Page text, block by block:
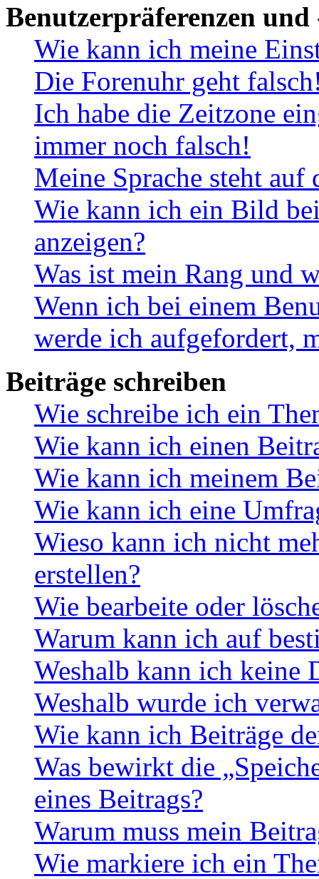
Benutzerpräferenzen und
Wie kann ich meine
Die Forenuhr geht
Ich habe die Zeitzone
immer noch falsch!
Meine Sprache steht
Wie kann ich ein Bild
anzeigen?
Was ist mein Rang und
Wenn ich bei einem
werde ich aufgefordert,
Beiträge schreiben
Wie schreibe ich ein
Wie kann ich einen
Wie kann ich meinem
Wie kann ich eine
Wieso kann ich nicht
erstellen?
Wie bearbeite oder
Warum kann ich auf
Weshalb kann ich keine
Weshalb wurde ich
Wie kann ich Beiträge
Was bewirkt die
eines Beitrags?
Warum muss mein
Wie markiere ich ein